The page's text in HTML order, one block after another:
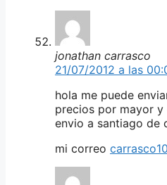
jonathan carrasco
21/07/2012 a las
hola me puede
precios por mayor
envio a santiago de
mi correo